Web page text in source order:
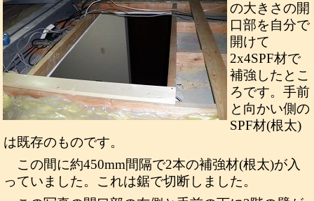
の大きさの開
口部を自分で
開けて
2x4SPF材で
補強したとこ
ろです。手前
と向かい側の
SPF材(根太)
は既存のものです。
この間に約450mm間隔で2本の補強材(根太)が入
っていました。これは鋸で切断しました。